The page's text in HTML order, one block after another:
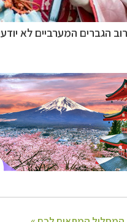
רוב הגברים המערביים לא
–לחצו לבחירת המסלול
מלאה: מלונות, רכב ופעילויות–
וליווי לאורך כל הדרך–לחצו